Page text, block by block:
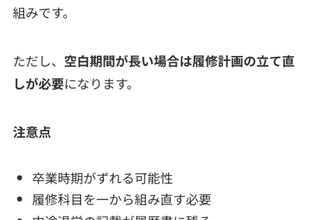
組みです。
ただし、 空白期間が長い場合は履修計画の立て直
しが必要になります。
注意点
卒業時期がずれる可能性
履修科目を一から組み直す必要